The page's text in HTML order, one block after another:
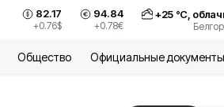
82.17
+0.76$
94.84
+0.78€
+25°С,
Общество Официальные документы